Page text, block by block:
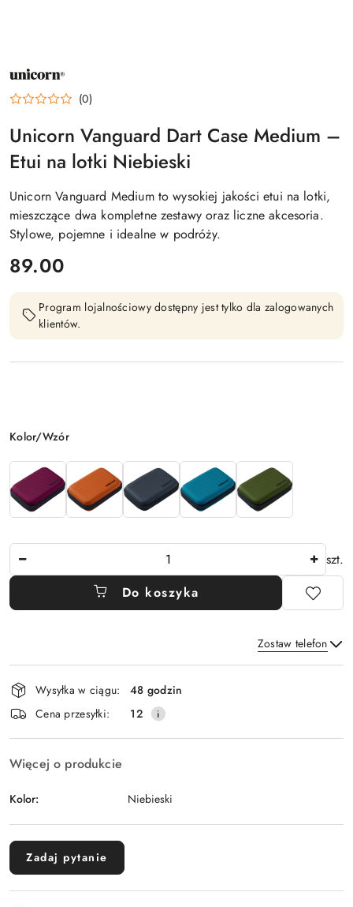
NAZWA
PRODUCENTA:
UNICORN (0)
Unicorn Vanguard Dart Case Medium –
Etui na lotki Niebieski
Unicorn Vanguard Medium to wysokiej jakości etui na lotki,
mieszczące dwa kompletne zestawy oraz liczne akcesoria.
Stylowe, pojemne i idealne w podróży.
cena:
89.00
Program lojalnościowy dostępny jest tylko dla zalogowanych
klientów.
Wariant
Kolor/Wzór
szt.
Do koszyka
Zostaw telefon
Wyślij
Dostępność
i
dostawa
Wysyłka w ciągu:
48 godzin
Cena przesyłki:
12
Więcej o produkcie
Kolor: Niebieski
Zadaj pytanie